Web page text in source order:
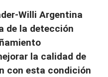
Willi Argentina
de la detección
la calidad de
con esta condición